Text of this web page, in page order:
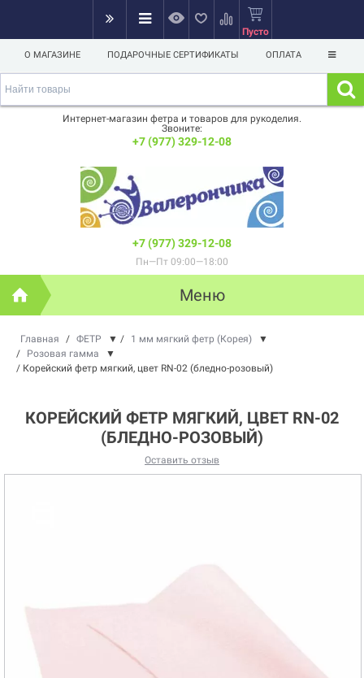
Пусто
О МАГАЗИНЕ ПОДАРОЧНЫЕ СЕРТИФИКАТЫ ОПЛАТА
Интернет-магазин фетра и товаров для рукоделия.
Звоните:
+7 (977) 329-12-08
+7 (977) 329-12-08
Пн—Пт 09:00—18:00
Меню
Главная / ФЕТР ▼ / 1 мм мягкий фетр (Корея)
▼
/
Розовая гамма
▼
/ Корейский фетр мягкий, цвет RN-02 (бледно-розовый)
КОРЕЙСКИЙ ФЕТР МЯГКИЙ, ЦВЕТ RN-02
(БЛЕДНО-РОЗОВЫЙ)
Оставить отзыв